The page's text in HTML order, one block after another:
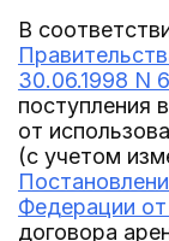
В
30.06.1998 N
поступления
от
(с учетом
Федерации
договора